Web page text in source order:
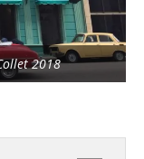
2018